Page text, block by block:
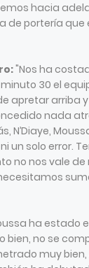
hacia
de portería que
"Nos ha
30 el
apretar arriba
nada
N’Diaye,
un solo error.
no nos vale
ha estado
bien, no se
muy bien,